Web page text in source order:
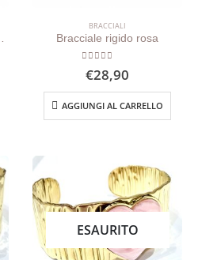
BRACCIALI
Bracciale rigido rosa
out of 5
€28,90
AGGIUNGI AL CARRELLO
ESAURITO